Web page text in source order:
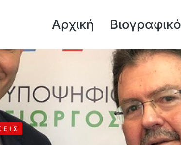
Αρχική Βιογραφικό